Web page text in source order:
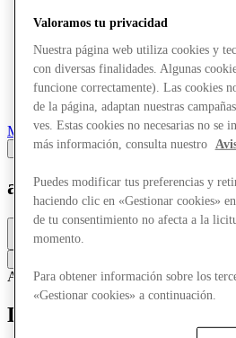
Marcas
adidas
Cerrado
10a. m. - 8p. m.
Accesorios y bolsosRopaCalzadoRopa
Descubre adidas
Valoramos tu privacidad
Nuestra página web utiliza cookies y
con diversas finalidades. Algunas
funcione correctamente). Las cookies
de la página, adaptan nuestras
ves. Estas cookies no necesarias no se
más información, consulta nuestro
Puedes modificar tus preferencias y
haciendo clic en «Gestionar cookies»
de tu consentimiento no afecta a la
momento.
Para obtener información sobre los
«Gestionar cookies» a continuación.